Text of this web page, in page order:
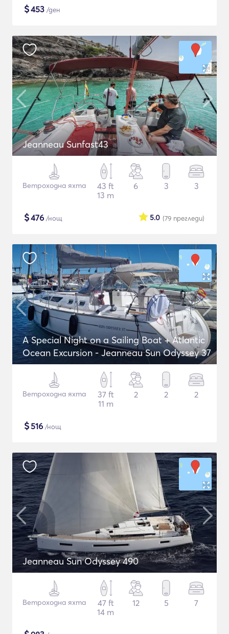
$453 /ден
Jeanneau Sunfast43
Ветроходна яхта
43 ft
13 m
6 3 3
$476 /нощ (79 прегледи)
5.0
A Special Night on a Sailing Boat + Atlantic
Ocean Excursion - Jeanneau Sun Odyssey 37
Ветроходна яхта
37 ft
11 m
2 2 2
$516 /нощ
Jeanneau Sun Odyssey 490
Ветроходна яхта
47 ft
14 m
12 5 7